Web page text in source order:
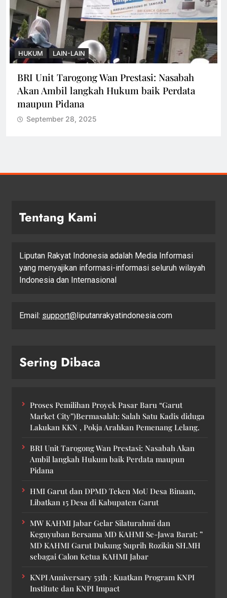
HUKUM LAIN-LAIN
BRI Unit Tarogong Wan Prestasi: Nasabah
Akan Ambil langkah Hukum baik Perdata
maupun Pidana
September 28, 2025
Tentang Kami
Liputan Rakyat Indonesia adalah Media Informasi
yang menyajikan informasi-informasi seluruh wilayah
Indonesia dan Internasional
Email: support@liputanrakyatindonesia.com
Sering Dibaca
Proses Pemilihan Proyek Pasar Baru “Garut
Market City”)Bermasalah: Salah Satu Kadis diduga
Lakukan KKN , Pokja Arahkan Pemenang Lelang.
BRI Unit Tarogong Wan Prestasi: Nasabah Akan
Ambil langkah Hukum baik Perdata maupun
Pidana
HMI Garut dan DPMD Teken MoU Desa Binaan,
Libatkan 15 Desa di Kabupaten Garut
MW KAHMI Jabar Gelar Silaturahmi dan
Keguyuban Bersama MD KAHMI Se-Jawa Barat: ”
MD KAHMI Garut Dukung Suprih Rozikin SH.MH
sebagai Calon Ketua KAHMI Jabar
KNPI Anniversary 53th : Kuatkan Program KNPI
Institute dan KNPI Impact